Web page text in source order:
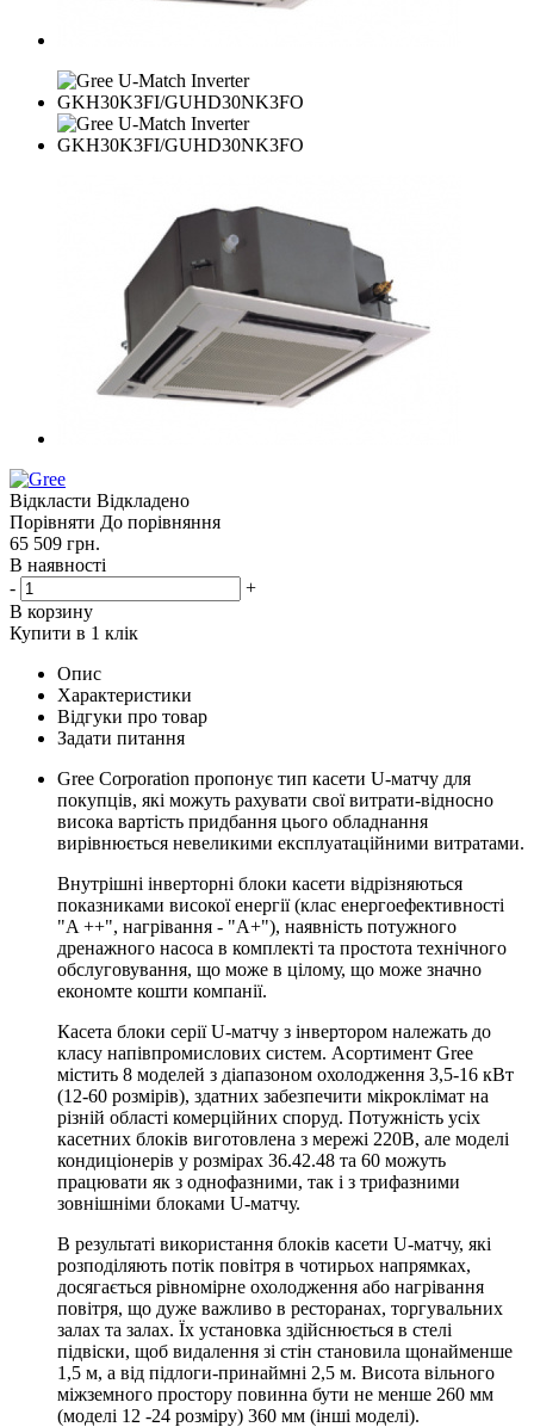
Відкласти Відкладено
Порівняти До порівняння
65 509 грн.
В наявності
-
+
В корзину
Купити в 1 клік
Опис
Характеристики
Відгуки про товар
Задати питання
Gree Corporation пропонує тип касети U-матчу для
покупців, які можуть рахувати свої витрати-відносно
висока вартість придбання цього обладнання
вирівнюється невеликими експлуатаційними витратами.
Внутрішні інверторні блоки касети відрізняються
показниками високої енергії (клас енергоефективності
"A ++", нагрівання - "A+"), наявність потужного
дренажного насоса в комплекті та простота технічного
обслуговування, що може в цілому, що може значно
економте кошти компанії.
Касета блоки серії U-матчу з інвертором належать до
класу напівпромислових систем. Асортимент Gree
містить 8 моделей з діапазоном охолодження 3,5-16 кВт
(12-60 розмірів), здатних забезпечити мікроклімат на
різній області комерційних споруд. Потужність усіх
касетних блоків виготовлена ​​з мережі 220В, але моделі
кондиціонерів у розмірах 36.42.48 та 60 можуть
працювати як з однофазними, так і з трифазними
зовнішніми блоками U-матчу.
В результаті використання блоків касети U-матчу, які
розподіляють потік повітря в чотирьох напрямках,
досягається рівномірне охолодження або нагрівання
повітря, що дуже важливо в ресторанах, торгувальних
залах та залах. Їх установка здійснюється в стелі
підвіски, щоб видалення зі стін становила щонайменше
1,5 м, а від підлоги-принаймні 2,5 м. Висота вільного
міжземного простору повинна бути не менше 260 мм
(моделі 12 -24 розміру) 360 мм (інші моделі).